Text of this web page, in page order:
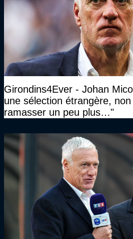
Girondins4Ever - Johan
une sélection étrangère, non
ramasser un peu plus…"